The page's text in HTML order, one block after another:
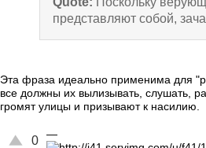
представляют собой,
Эта фраза идеально применима для
все должны их вылизывать, слушать,
громят улицы и призывают к насилию.
Отлично!
0 —